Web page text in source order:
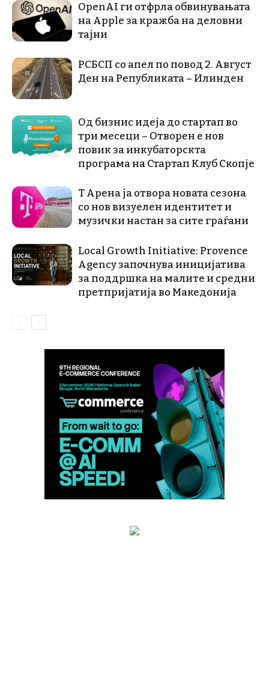
OpenAI ги отфрла обвинувањата
на Apple за кражба на деловни
тајни
РСБСП со апел по повод 2. Август
Ден на Републиката – Илинден
Од бизнис идеја до стартап во
три месеци – Отворен е нов
повик за инкубаторскта
програма на Стартап Клуб Скопје
Т Арена ја отвора новата сезона
со нов визуелен идентитет и
музички настан за сите граѓани
Local Growth Initiative: Provence
Agency започнува иницијатива
за поддршка на малите и средни
претпријатија во Македонија